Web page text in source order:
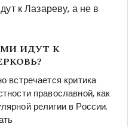
идут к
встречается критика
православной, как
религии в России.